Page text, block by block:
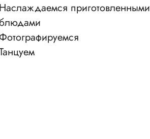
Наслаждаемся приготовленными